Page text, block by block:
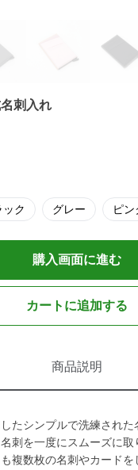
刺入れ
ック グレー ピン
購入画面に進む
カートに追加する
商品説明
たシンプルで洗練された
刺を一度にスムーズに
複数枚の名刺やカードを